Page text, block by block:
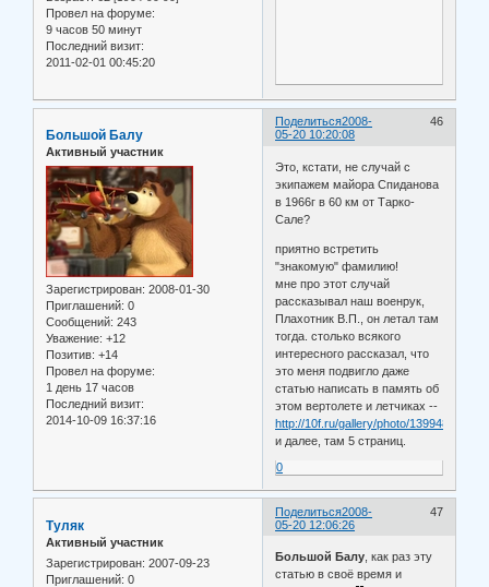
Провел на форуме:
9 часов 50 минут
Последний визит:
2011-02-01 00:45:20
Поделиться 46
2008-
05-20 10:20:08
Большой Балу
Активный участник
Зарегистрирован: 2008-01-30
Приглашений: 0
Сообщений: 243
Уважение: +12
Позитив: +14
Провел на форуме:
1 день 17 часов
Последний визит:
2014-10-09 16:37:16
Это, кстати, не случай с
экипажем майора Спиданова
в 1966г в 60 км от Тарко-
Сале?
приятно встретить
"знакомую" фамилию!
мне про этот случай
рассказывал наш военрук,
Плахотник В.П., он летал там
тогда. столько всякого
интересного рассказал, что
это меня подвигло даже
статью написать в память об
этом вертолете и летчиках --
http://10f.ru/gallery/photo/139948.html
и далее, там 5 страниц.
0
Поделиться 47
2008-
05-20 12:06:26
Туляк
Активный участник
Зарегистрирован: 2007-09-23
Приглашений: 0
Большой Балу , как раз эту
статью в своё время и